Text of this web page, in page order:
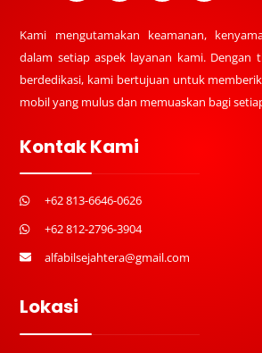
Kami mengutamakan keamanan,
dalam setiap aspek layanan kami. Dengan
berdedikasi, kami bertujuan untuk
mobil yang mulus dan memuaskan bagi
Kontak Kami
+62 813-6646-0626
+62 812-2796-3904
alfabilsejahtera@gmail.com
Lokasi